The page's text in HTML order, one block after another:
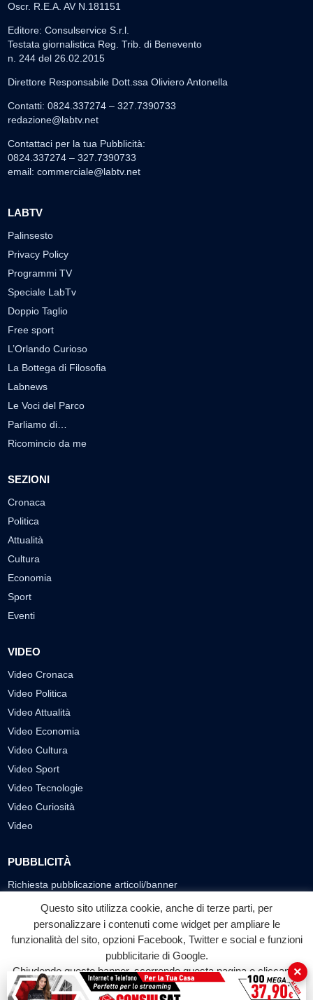
Oscr. R.E.A. AV N.181151
Editore: Consulservice S.r.l.
Testata giornalistica Reg. Trib. di Benevento
n. 244 del 26.02.2015
Direttore Responsabile Dott.ssa Oliviero Antonella
Contatti: 0824.337274 – 327.7390733
redazione@labtv.net
Contattaci per la tua Pubblicità:
0824.337274 – 327.7390733
email: commerciale@labtv.net
LABTV
Palinsesto
Privacy Policy
Programmi TV
Speciale LabTv
Doppio Taglio
Free sport
L’Orlando Curioso
La Bottega di Filosofia
Labnews
Le Voci del Parco
Parliamo di…
Ricomincio da me
SEZIONI
Cronaca
Politica
Attualità
Cultura
Economia
Sport
Eventi
VIDEO
Video Cronaca
Video Politica
Video Attualità
Video Economia
Video Cultura
Video Sport
Video Tecnologie
Video Curiosità
Video
PUBBLICITÀ
Richiesta pubblicazione articoli/banner
SEGUICI SUI SOCIAL
f
Facebook
◎ ▶
YouTube
Questo sito utilizza cookie, anche di terze parti, per
personalizzare i contenuti come widget per ampliare le
funzionalità del sito, opzioni Facebook, Twitter e social e funzioni
pubblicitarie di Google.
Chiudendo questo banner, scorrendo questa pagina o cliccando
su qualunque suo elemento acconsenti all'uso dei cookie.
×